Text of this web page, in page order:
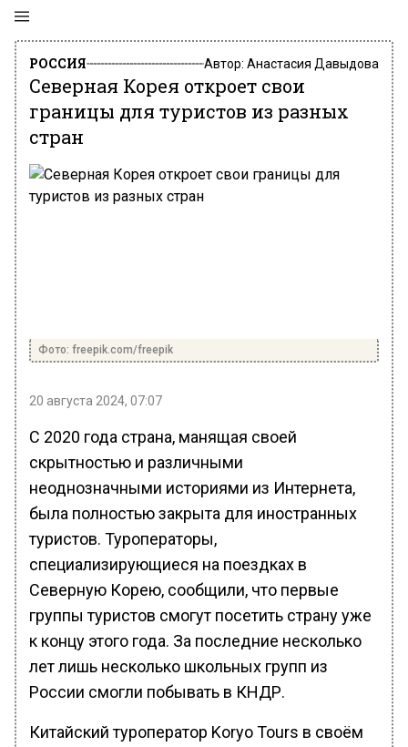
РОССИЯ Автор: Анастасия Давыдова
Северная Корея откроет свои
границы для туристов из разных
стран
Фото: freepik.com/freepik
20 августа 2024, 07:07
С 2020 года страна, манящая своей
скрытностью и различными
неоднозначными историями из Интернета,
была полностью закрыта для иностранных
туристов. Туроператоры,
специализирующиеся на поездках в
Северную Корею, сообщили, что первые
группы туристов смогут посетить страну уже
к концу этого года. За последние несколько
лет лишь несколько школьных групп из
России смогли побывать в КНДР.
Китайский туроператор Koryo Tours в своём